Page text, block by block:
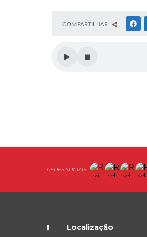
COMPARTILHAR
Localização